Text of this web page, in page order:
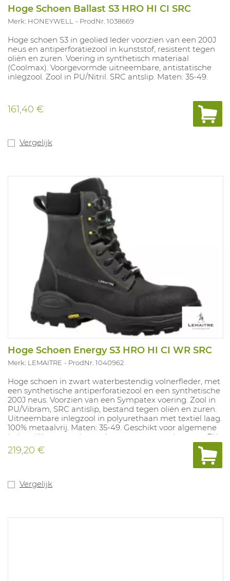
Hoge Schoen Ballast S3 HRO HI CI SRC
Merk: HONEYWELL ProdNr. 1038669
Hoge schoen S3 in geolied leder voorzien van een 200J
neus en antiperforatiezool in kunststof, resistent tegen
oliën en zuren. Voering in synthetisch materiaal
(Coolmax). Voorgevormde uitneembare, antistatische
inlegzool. Zool in PU/Nitril. SRC antslip. Maten: 35-49.
161,40 €
Vergelijk
Hoge Schoen Energy S3 HRO HI CI WR SRC
Merk: LEMAITRE ProdNr. 1040962
Hoge schoen in zwart waterbestendig volnerfleder, met
een synthetische antiperforatiezool en een synthetische
200J neus. Voorzien van een Sympatex voering. Zool in
PU/Vibram, SRC antislip, bestand tegen oliën en zuren.
Uitneembare inlegzool in polyurethaan met textiel laag.
100% metaalvrij. Maten: 35-49. Geschikt voor algemene
industriële toepassingen. In overeenstemming met: EN
ISO 20345 S3 A E FO HRO HI CI WR SRC.
219,20 €
Vergelijk